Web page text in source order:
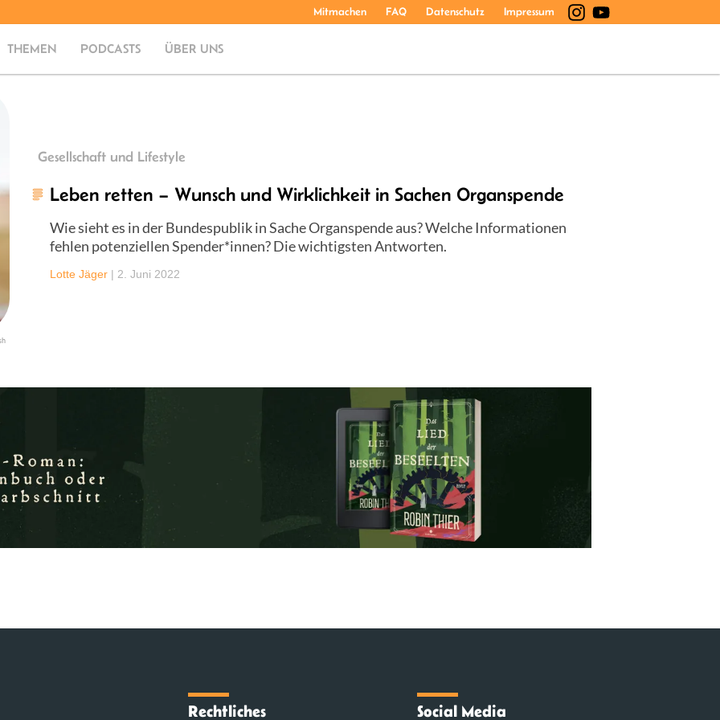
Mitmachen FAQ Datenschutz Impressum
THEMEN PODCASTS ÜBER UNS
Gesellschaft und Lifestyle
Leben retten – Wunsch und Wirklichkeit in Sachen Organspende
Wie sieht es in der Bundespublik in Sache Organspende aus? Welche Informationen
fehlen potenziellen Spender*innen? Die wichtigsten Antworten.
Lotte Jäger | 2. Juni 2022
Rechtliches Social Media